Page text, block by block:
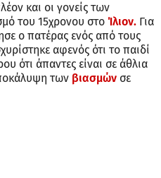
και οι γονείς των
του 15χρονου στο Ίλιον. Για
ο πατέρας ενός από τους
αφενός ότι το παιδί
ότι άπαντες είναι σε άθλια
των βιασμών σε